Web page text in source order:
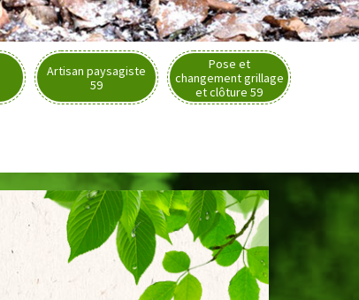
Artisan paysagiste
59
Pose et
changement grillage
et clôture 59